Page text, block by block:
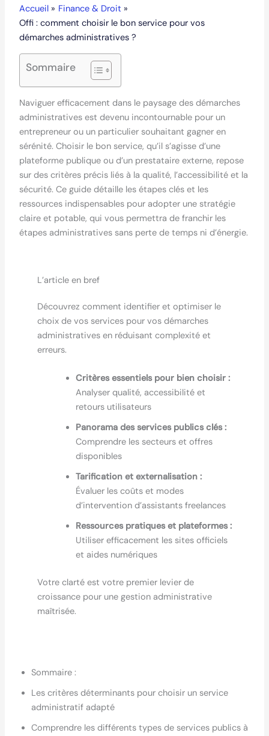
Accueil
Finance & Droit
Offi : comment choisir le bon service pour vos
démarches administratives ?
Sommaire
Naviguer efficacement dans le paysage des démarches
administratives est devenu incontournable pour un
entrepreneur ou un particulier souhaitant gagner en
sérénité. Choisir le bon service, qu’il s’agisse d’une
plateforme publique ou d’un prestataire externe, repose
sur des critères précis liés à la qualité, l’accessibilité et la
sécurité. Ce guide détaille les étapes clés et les
ressources indispensables pour adopter une stratégie
claire et potable, qui vous permettra de franchir les
étapes administratives sans perte de temps ni d’énergie.
L’article en bref
Découvrez comment identifier et optimiser le
choix de vos services pour vos démarches
administratives en réduisant complexité et
erreurs.
Critères essentiels pour bien choisir :
Analyser qualité, accessibilité et
retours utilisateurs
Panorama des services publics clés :
Comprendre les secteurs et offres
disponibles
Tarification et externalisation :
Évaluer les coûts et modes
d’intervention d’assistants freelances
Ressources pratiques et plateformes :
Utiliser efficacement les sites officiels
et aides numériques
Votre clarté est votre premier levier de
croissance pour une gestion administrative
maîtrisée.
Sommaire :
Les critères déterminants pour choisir un service
administratif adapté
Comprendre les différents types de services publics à